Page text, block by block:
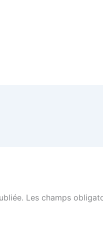
Les champs